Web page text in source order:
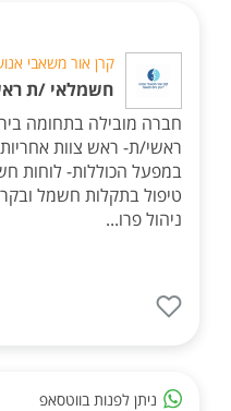
קרן אור משאבי
חשמלאי /ת
חברה מובילה בתחומה
ראשי/ת- ראש צוות
במפעל הכוללות- לוחות
טיפול בתקלות חשמל
ניהול פרו...
ניתן לפנות בווטסאפ